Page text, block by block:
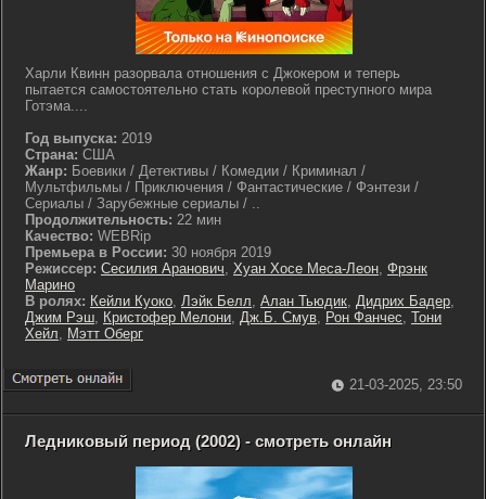
Харли Квинн разорвала отношения с Джокером и теперь
пытается самостоятельно стать королевой преступного мира
Готэма....
Год выпуска: 2019
Страна: США
Жанр: Боевики / Детективы / Комедии / Криминал /
Мультфильмы / Приключения / Фантастические / Фэнтези /
Сериалы / Зарубежные сериалы / ..
Продолжительность: 22 мин
Качество: WEBRip
Премьера в России: 30 ноября 2019
Режиссер: Сесилия Аранович, Хуан Хосе Меса-Леон, Фрэнк
Марино
В ролях: Кейли Куоко, Лэйк Белл, Алан Тьюдик, Дидрих Бадер,
Джим Рэш, Кристофер Мелони, Дж.Б. Смув, Рон Фанчес, Тони
Хейл, Мэтт Оберг
21-03-2025, 23:50
Ледниковый период (2002) - смотреть онлайн